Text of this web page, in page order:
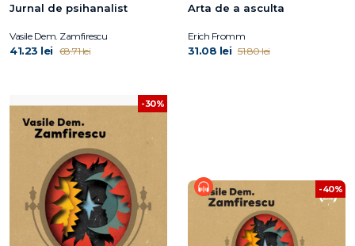
Jurnal de psihanalist
Vasile Dem. Zamfirescu
41.23 lei 68.71 lei
Arta de a asculta
Erich Fromm
31.08 lei 51.80 lei
-30%
-40%